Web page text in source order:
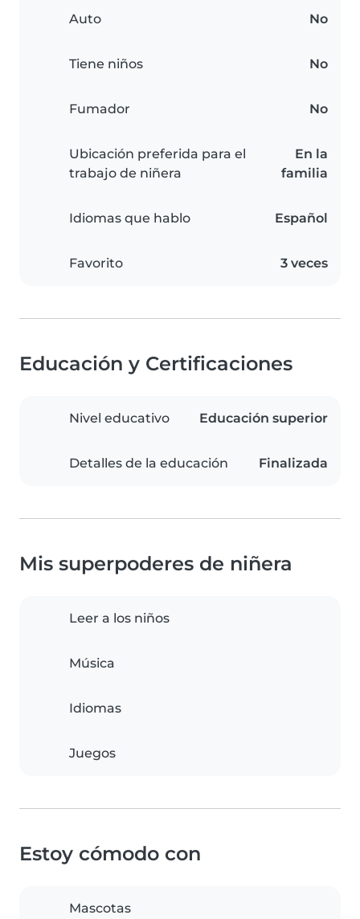
Auto No
Tiene niños No
Fumador No
Ubicación preferida para el
trabajo de niñera
En la
familia
Idiomas que hablo Español
Favorito 3 veces
Educación y Certificaciones
Nivel educativo Educación superior
Detalles de la educación Finalizada
Mis superpoderes de niñera
Leer a los niños
Música
Idiomas
Juegos
Estoy cómodo con
Mascotas